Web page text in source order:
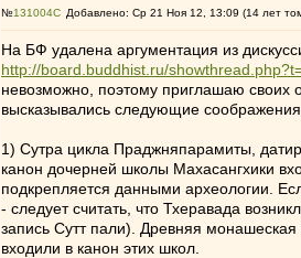
№131004 Добавлено: Ср 21 Ноя 12, 13:09 (14 лет
На БФ удалена аргументация из
http://board.buddhist.ru/
невозможно, поэтому приглашаю своих
высказывались следующие
1) Сутра цикла Праджняпарамиты,
канон дочерней школы Махасангхики
подкрепляется данными археологии.
- следует считать, что Тхеравада
запись Сутт пали). Древняя
входили в канон этих школ.